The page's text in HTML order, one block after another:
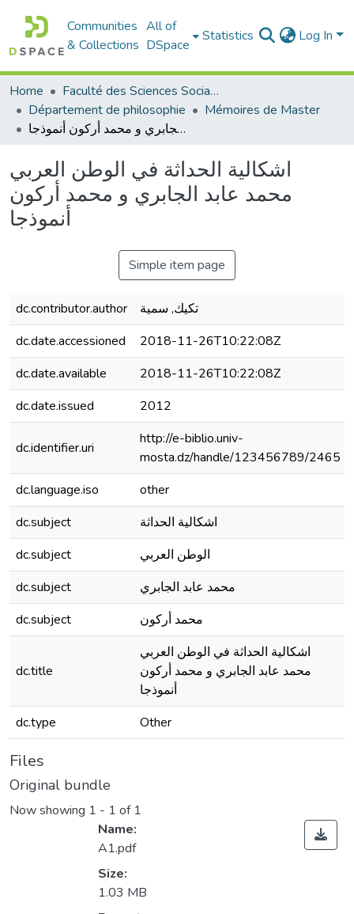
Communities
& Collections
All of
DSpace
Statistics Log In
Home
Faculté des Sciences Sociales
Département de philosophie
Mémoires de Master
اشكالية الحداثة في الوطن العربي محمد عابد الجابري و محمد أركون أنموذجا
اشكالية الحداثة في الوطن العربي
محمد عابد الجابري و محمد أركون
أنموذجا
Simple item page
dc.contributor.author
تكيك, سمية
dc.date.accessioned
2018-11-26T10:22:08Z
dc.date.available
2018-11-26T10:22:08Z
dc.date.issued
2012
dc.identifier.uri
http://e-biblio.univ-
mosta.dz/handle/123456789/2465
dc.language.iso
other
dc.subject
اشكالية الحداثة
dc.subject
الوطن العربي
dc.subject
محمد عابد الجابري
dc.subject
محمد أركون
dc.title
اشكالية الحداثة في الوطن العربي
محمد عابد الجابري و محمد أركون
أنموذجا
dc.type Other
Files
Original bundle
Now showing 1 - 1 of 1
Name:
A1.pdf
Size:
1.03 MB